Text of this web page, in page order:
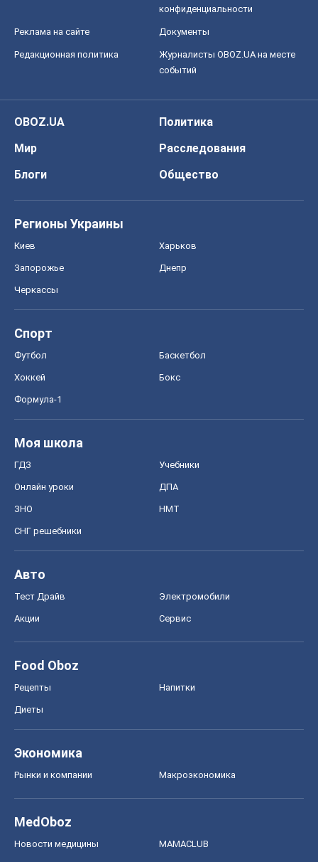
конфиденциальности
Реклама на сайте Документы
Редакционная политика
Журналисты OBOZ.UA на месте
событий
OBOZ.UA
Политика
Мир
Расследования
Блоги
Общество
Регионы Украины
Киев Харьков
Запорожье Днепр
Черкассы
Спорт
Футбол Баскетбол
Хоккей Бокс
Формула-1
Моя школа
ГДЗ Учебники
Онлайн уроки ДПА
ЗНО НМТ
СНГ решебники
Авто
Тест Драйв Электромобили
Акции Сервис
Food Oboz
Рецепты Напитки
Диеты
Экономика
Рынки и компании Mакроэкономика
MedOboz
Новости медицины MAMACLUB